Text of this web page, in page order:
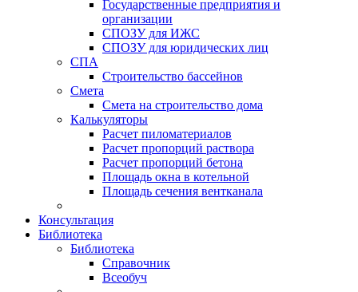
Государственные предприятия и
организации
СПОЗУ для ИЖС
СПОЗУ для юридических лиц
СПА
Строительство бассейнов
Смета
Смета на строительство дома
Калькуляторы
Расчет пиломатериалов
Расчет пропорций раствора
Расчет пропорций бетона
Площадь окна в котельной
Площадь сечения вентканала
Консультация
Библиотека
Библиотека
Справочник
Всеобуч